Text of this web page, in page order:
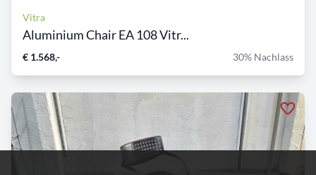
Vitra
Aluminium Chair EA 108 Vitr...
€ 1.568,- 30% Nachlass